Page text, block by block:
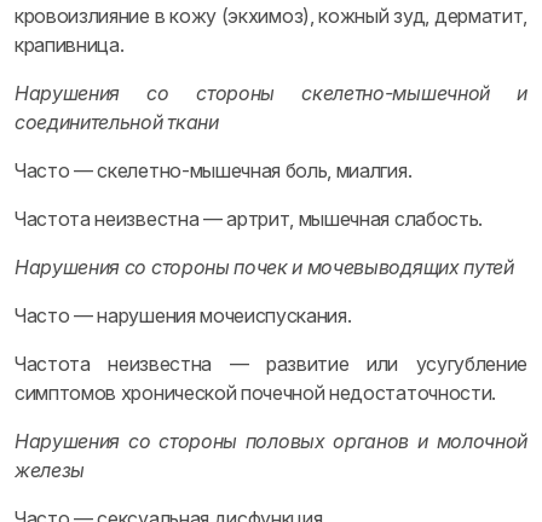
кровоизлияние в кожу (экхимоз), кожный зуд, дерматит,
крапивница.
Нарушения со стороны скелетно-мышечной и
соединительной ткани
Часто — скелетно-мышечная боль, миалгия.
Частота неизвестна — артрит, мышечная слабость.
Нарушения со стороны почек и мочевыводящих путей
Часто — нарушения мочеиспускания.
Частота неизвестна — развитие или усугубление
симптомов хронической почечной недостаточности.
Нарушения со стороны половых органов и молочной
железы